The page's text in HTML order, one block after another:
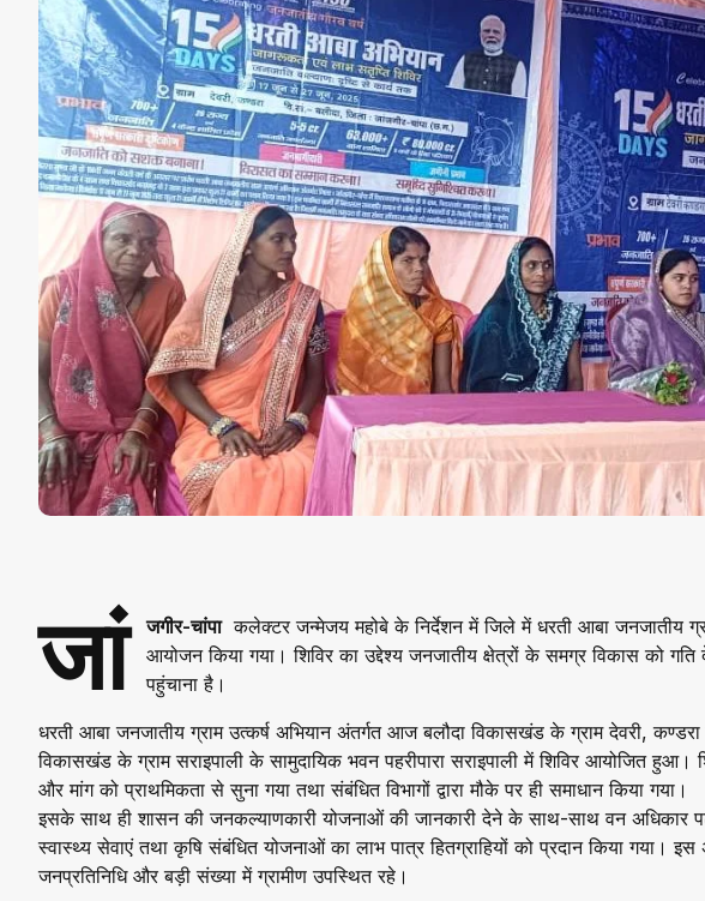
जां जगीर-चांपाकलेक्टर जन्मेजय महोबे के निर्देशन में जिले में धरती आबा जनजातीय
आयोजन किया गया। शिविर का उद्देश्य जनजातीय क्षेत्रों के समग्र विकास को
पहुंचाना है।
धरती आबा जनजातीय ग्राम उत्कर्ष अभियान अंतर्गत आज बलौदा विकासखंड के ग्राम देवरी,
विकासखंड के ग्राम सराइपाली के सामुदायिक भवन पहरीपारा सराइपाली में शिविर आयोजित हुआ।
और मांग को प्राथमिकता से सुना गया तथा संबंधित विभागों द्वारा मौके पर ही समाधान किया गया।
इसके साथ ही शासन की जनकल्याणकारी योजनाओं की जानकारी देने के साथ-साथ वन अधिकार
स्वास्थ्य सेवाएं तथा कृषि संबंधित योजनाओं का लाभ पात्र हितग्राहियों को प्रदान किया गया।
जनप्रतिनिधि और बड़ी संख्या में ग्रामीण उपस्थित रहे।